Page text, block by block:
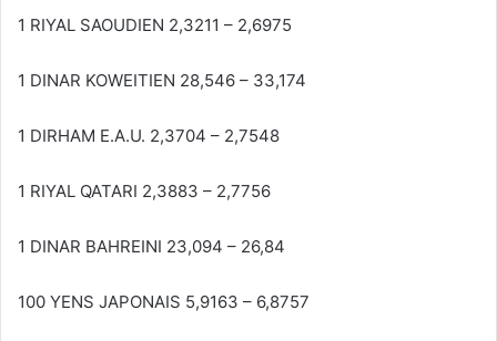
1 RIYAL SAOUDIEN 2,3211 – 2,6975
1 DINAR KOWEITIEN 28,546 – 33,174
1 DIRHAM E.A.U. 2,3704 – 2,7548
1 RIYAL QATARI 2,3883 – 2,7756
1 DINAR BAHREINI 23,094 – 26,84
100 YENS JAPONAIS 5,9163 – 6,8757